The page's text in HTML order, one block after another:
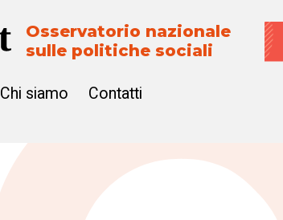
Osservatorio nazionale
sulle politiche sociali
Chi siamo Contatti